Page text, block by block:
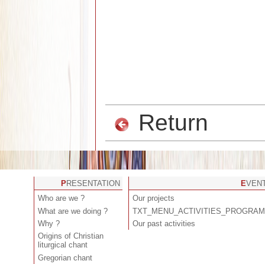
Return
PRESENTATION
Who are we ?
What are we doing ?
Why ?
Origins of Christian
liturgical chant
Gregorian chant
Our projects
Our past activities